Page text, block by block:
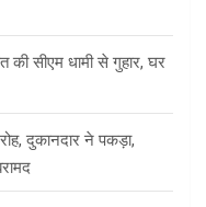
सीएम धामी से गुहार, घर
दुकानदार ने पकड़ा,